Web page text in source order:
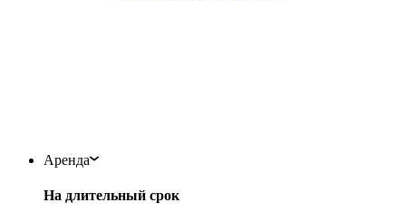
Аренда
На длительный срок